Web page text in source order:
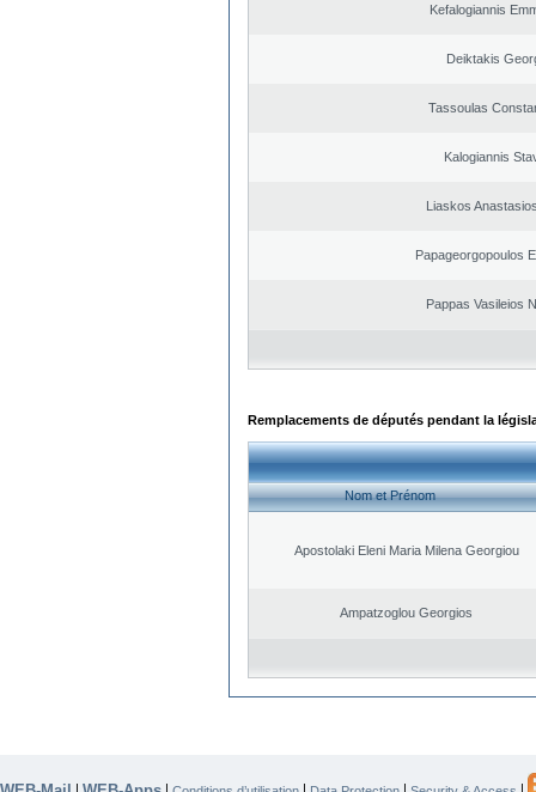
Kefalogiannis
Deiktakis
Tassoulas
Kalogiannis
Liaskos
Papageorgopoulos
Pappas Vasileios
Remplacements de députés pendant la
Nom et Prénom
Apostolaki Eleni Maria Milena Georgiou
Ampatzoglou Georgios
| | | | |